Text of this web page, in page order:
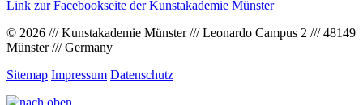
Link zur Facebookseite der Kunstakademie Münster
© 2026 /// Kunstakademie Münster /// Leonardo Campus 2 /// 48149
Münster /// Germany
Sitemap Impressum Datenschutz